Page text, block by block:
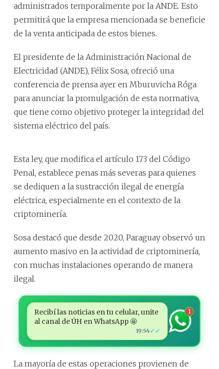
administrados temporalmente por la ANDE. Esto
permitirá que la empresa mencionada se beneficie
de la venta anticipada de estos bienes.
El presidente de la Administración Nacional de
Electricidad (ANDE), Félix Sosa, ofreció una
conferencia de prensa ayer en Mburuvicha Róga
para anunciar la promulgación de esta normativa,
que tiene como objetivo proteger la integridad del
sistema eléctrico del país.
Esta ley, que modifica el artículo 173 del Código
Penal, establece penas más severas para quienes
se dediquen a la sustracción ilegal de energía
eléctrica, especialmente en el contexto de la
criptominería.
Sosa destacó que desde 2020, Paraguay observó un
aumento masivo en la actividad de criptominería,
con muchas instalaciones operando de manera
ilegal.
Recibí las noticias en tu celular, unite
al canal de ÚH en WhatsApp 🤩
19:54✓✓
1
La mayoría de estas operaciones provienen de